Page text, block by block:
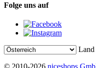
Folge uns auf
Land
© 2010-2026 niceshops